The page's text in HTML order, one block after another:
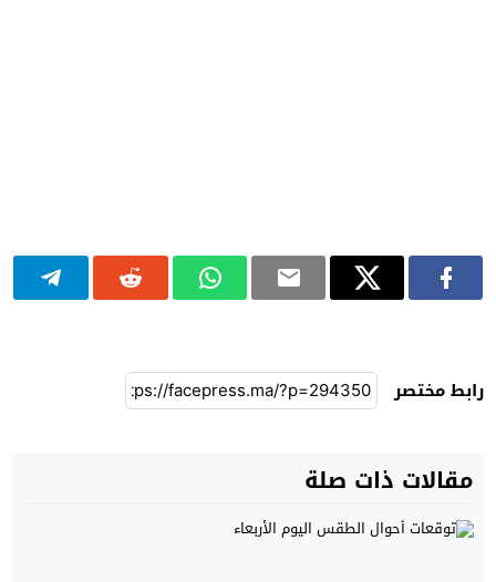
رابط مختصر
مقالات ذات صلة